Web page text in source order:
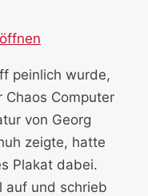
peinlich wurde,
Computer
von Georg
zeigte, hatte
Plakat dabei.
auf und schrieb